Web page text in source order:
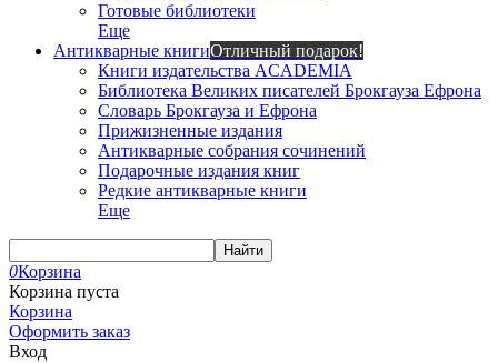
Готовые библиотеки
Еще
Антикварные книгиОтличный подарок!
Книги издательства ACADEMIA
Библиотека Великих писателей Брокгауза Ефрона
Словарь Брокгауза и Ефрона
Прижизненные издания
Антикварные собрания сочинений
Подарочные издания книг
Редкие антикварные книги
Еще
Найти
0Корзина
Корзина пуста
Корзина
Оформить заказ
Вход